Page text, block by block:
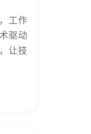
工作
驱动
让技